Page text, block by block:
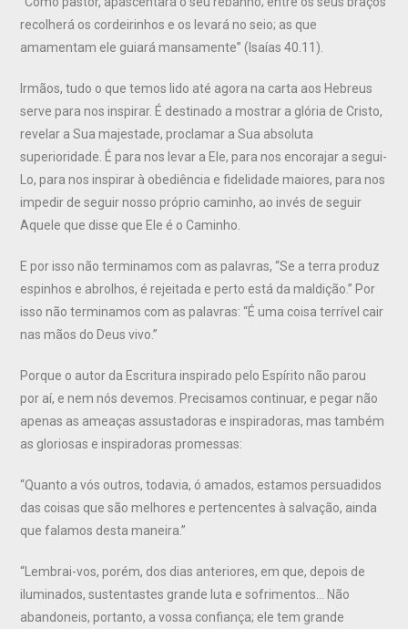
recolherá os cordeirinhos e os levará no seio; as que
amamentam ele guiará mansamente” (Isaías 40.11).
Irmãos, tudo o que temos lido até agora na carta aos Hebreus
serve para nos inspirar. É destinado a mostrar a glória de Cristo,
revelar a Sua majestade, proclamar a Sua absoluta
superioridade. É para nos levar a Ele, para nos encorajar a segui-
Lo, para nos inspirar à obediência e fidelidade maiores, para nos
impedir de seguir nosso próprio caminho, ao invés de seguir
Aquele que disse que Ele é o Caminho.
E por isso não terminamos com as palavras, “Se a terra produz
espinhos e abrolhos, é rejeitada e perto está da maldição.” Por
isso não terminamos com as palavras: “É uma coisa terrível cair
nas mãos do Deus vivo.”
Porque o autor da Escritura inspirado pelo Espírito não parou
por aí, e nem nós devemos. Precisamos continuar, e pegar não
apenas as ameaças assustadoras e inspiradoras, mas também
as gloriosas e inspiradoras promessas:
“Quanto a vós outros, todavia, ó amados, estamos persuadidos
das coisas que são melhores e pertencentes à salvação, ainda
que falamos desta maneira.”
“Lembrai-vos, porém, dos dias anteriores, em que, depois de
iluminados, sustentastes grande luta e sofrimentos… Não
abandoneis, portanto, a vossa confiança; ele tem grande